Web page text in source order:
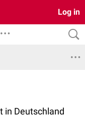
Log in
in Deutschland